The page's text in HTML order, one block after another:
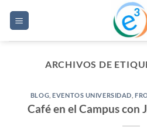
ARCHIVOS DE
BLOG ,EVENTOS UNIVERSIDAD ,
Café en el Campus con